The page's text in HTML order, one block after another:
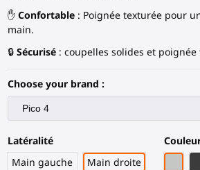
✋ Confortable: Poignée texturée pour
main.
🔒 Sécurisé: coupelles solides et poignée
Choose your brand :
Latéralité
Main gauche
Main droite